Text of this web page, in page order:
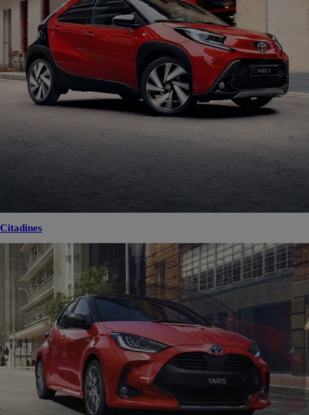
Citadines